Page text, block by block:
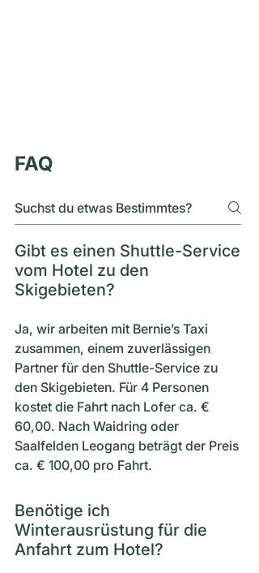
FAQ
Gibt es einen Shuttle-Service
vom Hotel zu den
Skigebieten?
Ja, wir arbeiten mit Bernie’s Taxi
zusammen, einem zuverlässigen
Partner für den Shuttle-Service zu
den Skigebieten. Für 4 Personen
kostet die Fahrt nach Lofer ca. €
60,00. Nach Waidring oder
Saalfelden Leogang beträgt der Preis
ca. € 100,00 pro Fahrt.
Benötige ich
Winterausrüstung für die
Anfahrt zum Hotel?